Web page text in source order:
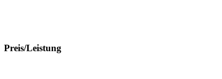
Preis/Leistung